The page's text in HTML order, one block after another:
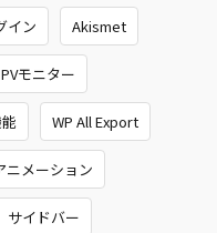
イン Akismet
PVモニター
WP All Export
ニメーション
サイドバー